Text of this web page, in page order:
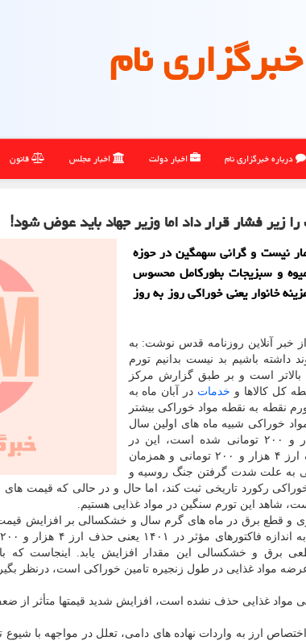
خبرگزاری نام
درباره خبرگزاری نام اخبار دولت اخبار مجلس قانون
زیر فشار قرار داد اما وزیر جهاد باید عوض شود!
نیست و گرانی سهمگین در حوزه
و سبزیجات بطورکامل محسوس
خانوار یعنی خوراکی روز به روز
خبر آنلاین روزنامه قدس نوشت: به
داشته باشیم بد نیست بدانیم تورم
بالاتر است و بر طبق گزارش مرکز
کل کالاها و خدمات در آبان ماه به
تورم نقطه به نقطه مواد خوراکی بیشتر
مواد خوراکی شبیه ماه های اولین سال
۱۴۰۱ و بعد از حذف ارز ۴ هزار و ۲۰۰ تومانی شده است، این در
شرایطی است که آن زمان حذف ارز ۴ هزار و ۲۰۰ تومانی و همزمان
به علت شدت گرفتن جنگ روسیه و
و قطع برق در ماه های گرم سال و خشکسالی بر افزایش
برق و خشکسالی این مقدار افزایش یابد. اینجاست
مواد غذایی در طول زنجیره تامین خوراکی است، درنظر
مواد غذایی حذف نشده است، افزایش شدید قیمتها متأثر از
اختصاص ارز به واردات نهاده های دامی، تعلل در مواجهه با